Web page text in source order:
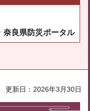
奈良県防災ポータル
更新日：2026年3月30日